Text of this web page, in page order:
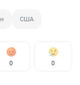
США
0 0